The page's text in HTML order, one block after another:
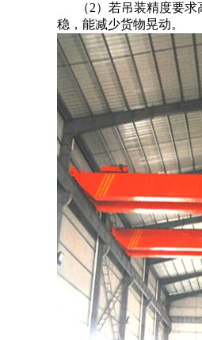
（2）若吊装精度要
稳，能减少货物晃动。